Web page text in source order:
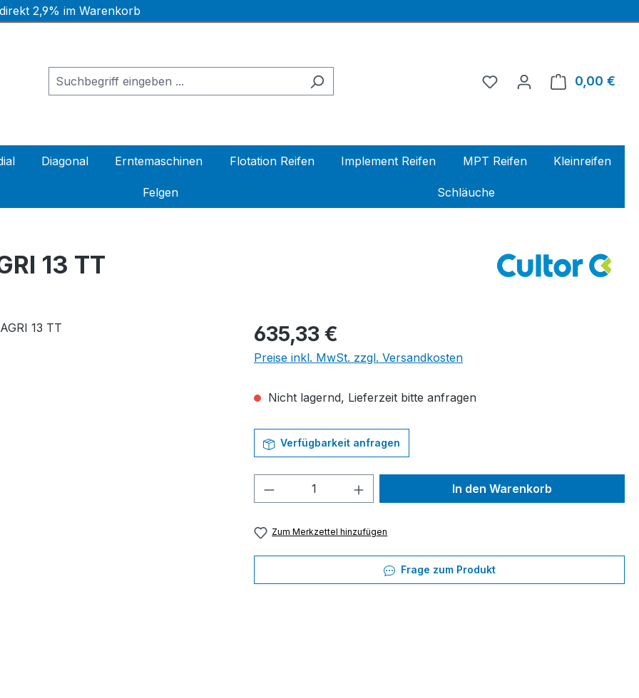
2,9% im Warenkorb
0,00 €
Diagonal Erntemaschinen Flotation Reifen Implement Reifen MPT Reifen Kleinreifen
Felgen Schläuche
13 TT
Regulärer Preis:
635,33 €
Preise inkl. MwSt. zzgl. Versandkosten
Nicht lagernd, Lieferzeit bitte anfragen
Verfügbarkeit anfragen
Produkt Anzahl: Gib den gewünschten Wert
In den Warenkorb
Zum Merkzettel hinzufügen
Frage zum Produkt